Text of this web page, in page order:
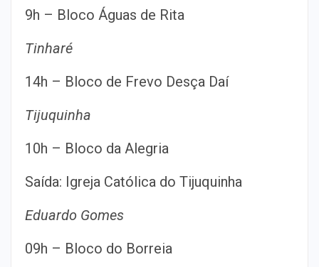
9h – Bloco Águas de Rita
Tinharé
14h – Bloco de Frevo Desça Daí
Tijuquinha
10h – Bloco da Alegria
Saída: Igreja Católica do Tijuquinha
Eduardo Gomes
09h – Bloco do Borreia